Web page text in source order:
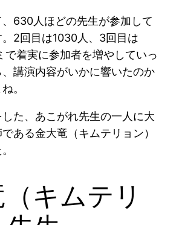
630人ほどの先生が参加して
。2回目は1030人、3回目は
で着実に参加者を増やしていっ
講演内容がいかに響いたのか
。
た、あこがれ先生の一人に大
ある金大竜（キムテリョン）
キムテリ